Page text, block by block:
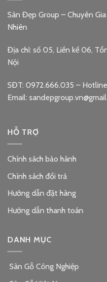
Sàn Đẹp Group – Chuyên
Nhiên
Địa chỉ: số 05, Liền kề 06,
Nội
SĐT: 0972.666.035 –
Email:
HỖ TRỢ
Chính sách bảo hành
Chính sách đổi trả
Hướng dẫn đặt hàng
Hướng dẫn thanh toán
DANH MỤC
Sàn Gỗ Công Nghiệp